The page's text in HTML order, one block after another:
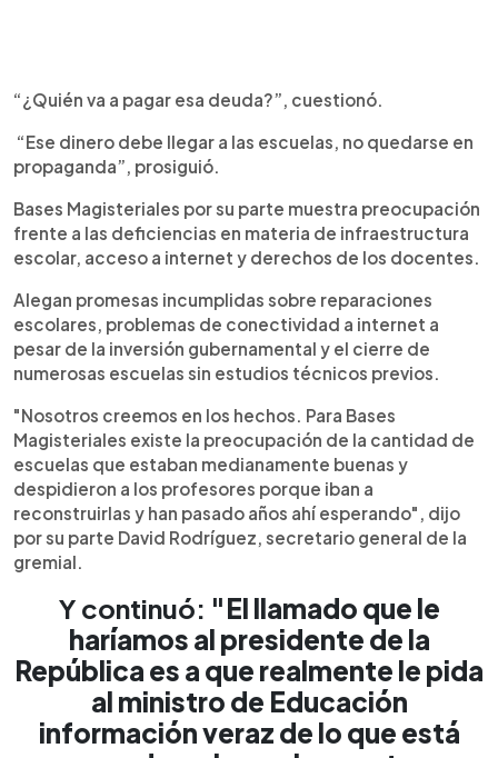
“¿Quién va a pagar esa deuda?”, cuestionó.
“Ese dinero debe llegar a las escuelas, no quedarse en
propaganda”, prosiguió.
Bases Magisteriales por su parte muestra preocupación
frente a las deficiencias en materia de infraestructura
escolar, acceso a internet y derechos de los docentes.
Alegan promesas incumplidas sobre reparaciones
escolares, problemas de conectividad a internet a
pesar de la inversión gubernamental y el cierre de
numerosas escuelas sin estudios técnicos previos.
"Nosotros creemos en los hechos. Para Bases
Magisteriales existe la preocupación de la cantidad de
escuelas que estaban medianamente buenas y
despidieron a los profesores porque iban a
reconstruirlas y han pasado años ahí esperando", dijo
por su parte David Rodríguez, secretario general de la
gremial.
Y continuó: "El llamado que le
haríamos al presidente de la
República es a que realmente le pida
al ministro de Educación
información veraz de lo que está